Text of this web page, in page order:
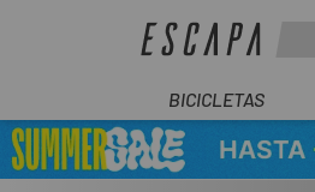
BICICLETAS